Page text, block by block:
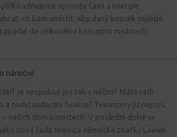
věnujeme spoustu času a energie.
co kam umístit, aby daný kousek nejlépe
do celkového konceptu místnosti.
náročné
se nespokojí jen tak s něčím? Máte rádi
a nadstandardní funkce? Televizory již nejsou
našich domácnostech. V poslední době se
nová řada televize německé značky Loewe.